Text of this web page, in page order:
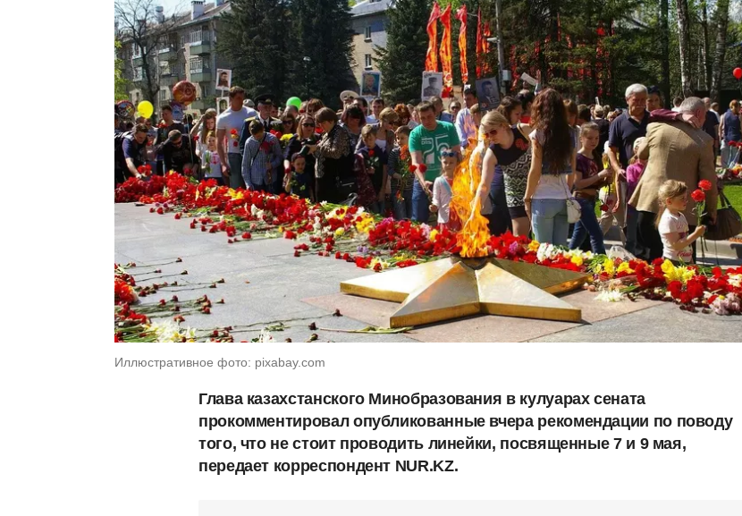
Иллюстративное фото: pixabay.com
Глава казахстанского Минобразования в кулуарах сената
прокомментировал опубликованные вчера рекомендации по поводу
того, что не стоит проводить линейки, посвященные 7 и 9 мая,
передает корреспондент NUR.KZ.